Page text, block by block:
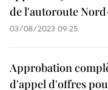
de l'autoroute
03/08/2023 09:25
Approbation
d'appel d'offres